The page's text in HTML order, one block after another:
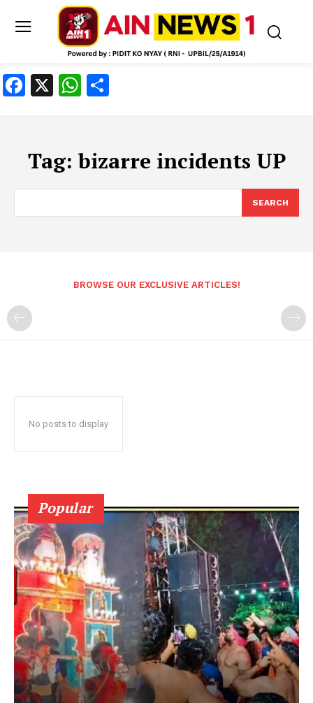
Facebook
X WhatsApp
Tag:bizarre incidents UP
SEARCH
BROWSE OUR EXCLUSIVE ARTICLES!
No posts to display
Popular